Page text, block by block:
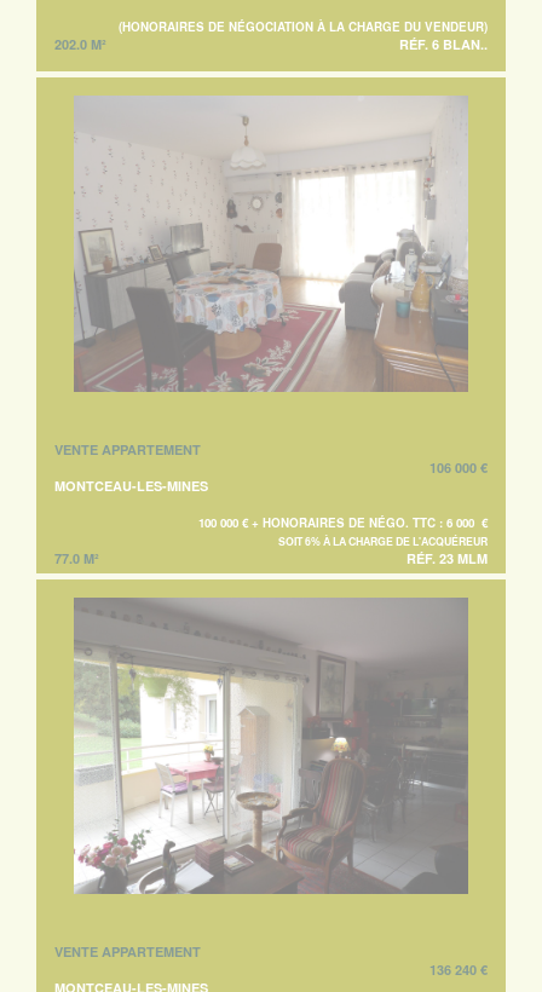
(HONORAIRES DE NÉGOCIATION À LA CHARGE DU VENDEUR)
202.0 M² RÉF. 6 BLAN..
VENTE APPARTEMENT
106 000 €
MONTCEAU-LES-MINES
100 000 € + HONORAIRES DE NÉGO. TTC : 6 000 €
SOIT 6% À LA CHARGE DE L'ACQUÉREUR
77.0 M² RÉF. 23 MLM
VENTE APPARTEMENT
136 240 €
MONTCEAU-LES-MINES